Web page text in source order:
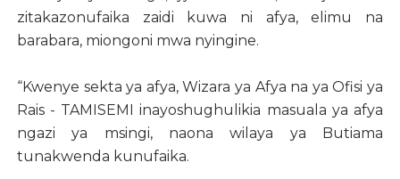
zitakazonufaika zaidi kuwa ni afya, elimu na
barabara, miongoni mwa nyingine.
“Kwenye sekta ya afya, Wizara ya Afya na ya Ofisi ya
Rais - TAMISEMI inayoshughulikia masuala ya afya
ngazi ya msingi, naona wilaya ya Butiama
tunakwenda kunufaika.